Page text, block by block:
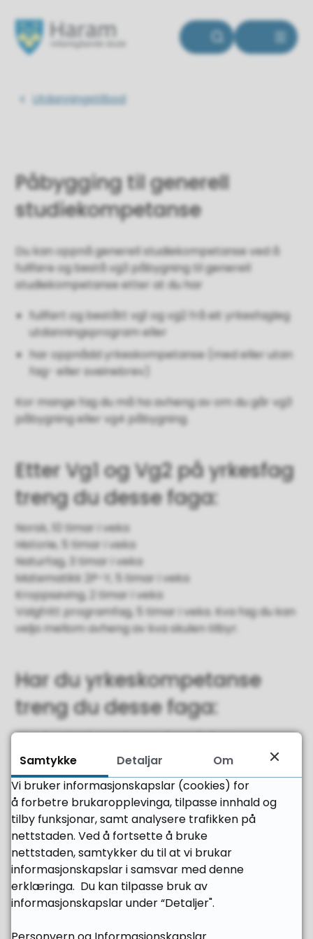
Haram vidaregåande skole
Du er her:
Utdanningstilbod
Påbygging til generell
studiekompetanse
Du kan oppnå generell studiekompetanse ved å
fullføre og bestå vg3 påbygning til generell
studiekompetanse etter at du har
fullført og bestått vg1 og vg2 frå eit yrkesfagleg
utdanningsprogram eller
har oppnådd yrkeskompetanse (med eller utan
fag- eller sveinebrev)
Kor mange fag du må ha avheng av om du går vg3
påbygning eller vg4 påbygning.
Etter Vg1 og Vg2 på yrkesfag
treng du desse faga:
Norsk, 10 timar i veka
Historie, 5 timar i veka
Naturfag, 3 timar i veka
Matematikk 2P-Y, 5 timar i veka
Kroppsøving, 2 timar i veka
Valgfritt programfag, 5 timar i veka. Kva fag du kan
velja mellom avheng av kva skulen tilbyr.
Har du yrkeskompetanse
treng du desse faga:
Har du yrkeskompetanse slepp du faga
kroppsøving og valfritt programfag. Du manglar
altså berre fire fag for å få generell
studiekompetanse:
Norsk, 10 timar i veka
Historie, 5 timar i veka
Naturfag, 3 timar i veka
Matematikk 2P-Y, 5 timar i veka
Les meir om påbygging til generell
Samtykke Detaljar
Om
Vi bruker informasjonskapslar (cookies) for
å forbetre brukaropplevinga, tilpasse innhald og
tilby funksjonar, samt analysere trafikken på
nettstaden. Ved å fortsette å bruke
nettstaden, samtykker du til at vi brukar
informasjonskapslar i samsvar med denne
erklæringa. Du kan tilpasse bruk av
informasjonskapslar under “Detaljer".